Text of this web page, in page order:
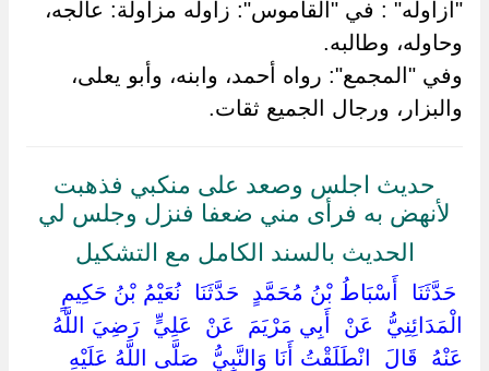
"أزاوله" : في "القاموس": زاوله مزاولة: عالجه،
وحاوله، وطالبه.
وفي "المجمع": رواه أحمد، وابنه، وأبو يعلى،
والبزار، ورجال الجميع ثقات.
حديث اجلس وصعد على منكبي فذهبت
لأنهض به فرأى مني ضعفا فنزل وجلس لي
الحديث بالسند الكامل مع التشكيل
‏ ‏حَدَّثَنَا ‏ ‏أَسْبَاطُ بْنُ مُحَمَّدٍ ‏ ‏حَدَّثَنَا ‏ ‏نُعَيْمُ بْنُ حَكِيمٍ
الْمَدَائِنِيُّ ‏ ‏عَنْ ‏ ‏أَبِي مَرْيَمَ ‏ ‏عَنْ ‏ ‏عَلِيٍّ ‏ ‏رَضِيَ اللَّهُ
عَنْهُ ‏ ‏قَالَ ‏ ‏انْطَلَقْتُ أَنَا وَالنَّبِيُّ ‏ ‏صَلَّى اللَّهُ عَلَيْهِ